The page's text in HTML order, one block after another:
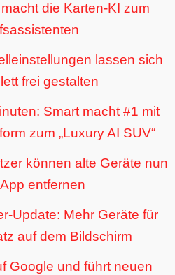
die Karten-KI zum
lassen sich
frei gestalten
Smart macht #1 mit
zum „Luxury AI SUV“
können alte Geräte nun
entfernen
Update: Mehr Geräte für
auf dem Bildschirm
Google und führt neuen